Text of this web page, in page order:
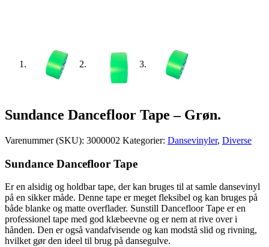
Sundance Dancefloor Tape – Grøn.
Varenummer (SKU): 3000002 Kategorier: Dansevinyler, Diverse
Sundance Dancefloor Tape
Er en alsidig og holdbar tape, der kan bruges til at samle dansevinyl
på en sikker måde. Denne tape er meget fleksibel og kan bruges på
både blanke og matte overflader. Sunstill Dancefloor Tape er en
professionel tape med god klæbeevne og er nem at rive over i
hånden. Den er også vandafvisende og kan modstå slid og rivning,
hvilket gør den ideel til brug på dansegulve.